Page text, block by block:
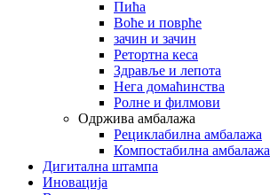
Пића
Воће и поврће
зачин и зачин
Ретортна кеса
Здравље и лепота
Нега домаћинства
Ролне и филмови
Одржива амбалажа
Рециклабилна амбалажа
Компостабилна амбалажа
Дигитална штампа
Иновација